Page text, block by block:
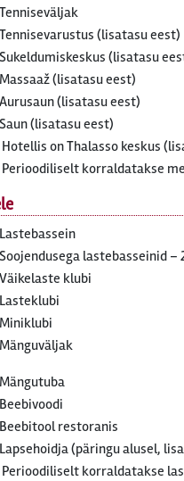
Tenniseväljak
Tennisevarustus (lisatasu eest)
Sukeldumiskeskus (lisatasu
Massaaž (lisatasu eest)
Aurusaun (lisatasu eest)
Saun (lisatasu eest)
Hotellis on Thalasso keskus
Perioodiliselt korraldatakse
Lastebassein
Soojendusega lastebasseinid –
Väikelaste klubi
Lasteklubi
Miniklubi
Mänguväljak
Mängutuba
Beebivoodi
Beebitool restoranis
Lapsehoidja (päringu alusel,
Perioodiliselt korraldatakse